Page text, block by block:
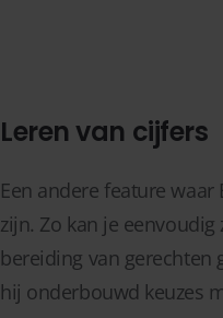
Leren van cijfers
Een andere feature
zijn. Zo kan je
bereiding van
hij onderbouwd keuzes